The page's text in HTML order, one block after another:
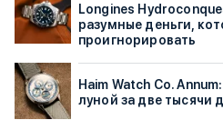
Longines
разумные деньги,
проигнорировать
Haim Watch Co.
луной за две тысячи